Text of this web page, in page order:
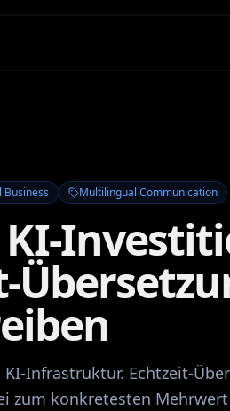
Business Multilingual Communication
Infrastruktur. Echtzeit-
zum konkretesten